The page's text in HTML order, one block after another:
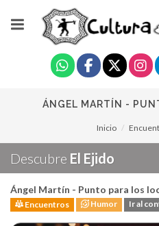
ÁNGEL MARTÍN -
Inicio
Descubre El Ejido
Ángel Martín - Punto para los
Encuentros Humor Ir al